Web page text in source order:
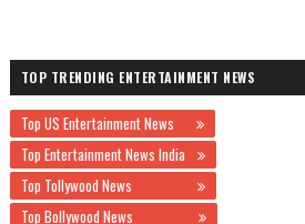
TOP TRENDING ENTERTAINMENT NEWS
Top US Entertainment News
Top Entertainment News India
Top Tollywood News
Top Bollywood News